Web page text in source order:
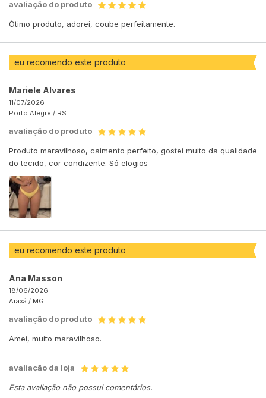
avaliação do produto
Ótimo produto, adorei, coube perfeitamente.
eu recomendo este produto
Mariele Alvares
11/07/2026
Porto Alegre / RS
avaliação do produto
Produto maravilhoso, caimento perfeito, gostei muito da qualidade
do tecido, cor condizente. Só elogios
eu recomendo este produto
Ana Masson
18/06/2026
Araxá / MG
avaliação do produto
Amei, muito maravilhoso.
avaliação da loja
Esta avaliação não possui comentários.